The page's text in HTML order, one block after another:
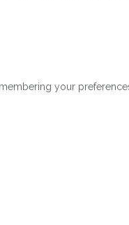
your